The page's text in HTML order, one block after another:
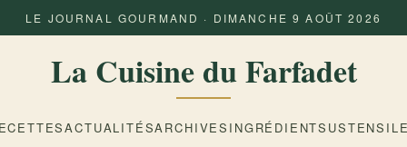
LE JOURNAL GOURMAND · DIMANCHE 9 AOÛT 2026
La Cuisine du Farfadet
ACTUALITÉSARCHIVES INGRÉDIENTS